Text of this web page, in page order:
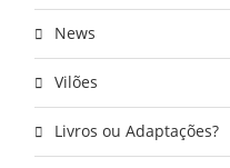
News
Vilões
Livros ou Adaptações?